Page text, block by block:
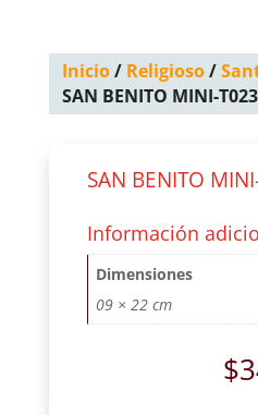
Inicio/ Religioso/
SAN BENITO MINI-T023
SAN BENITO
Información
Dimensiones
09 × 22 cm
$